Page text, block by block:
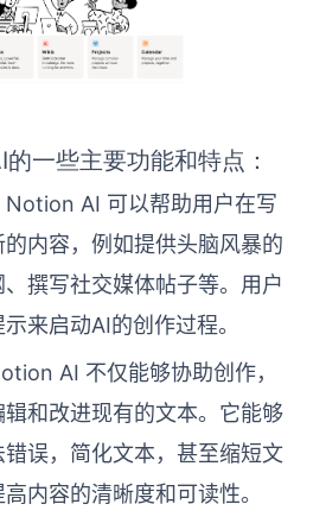
一些主要功能和特点：
Notion AI 可以帮助用户在写
内容，例如提供头脑风暴的
撰写社交媒体帖子等。用户
来启动AI的创作过程。
AI 不仅能够协助创作，
和改进现有的文本。它能够
误，简化文本，甚至缩短文
内容的清晰度和可读性。